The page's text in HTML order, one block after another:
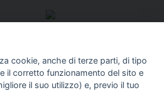
cookie, anche di terze parti, di tipo
il corretto funzionamento del sito e
il suo utilizzo) e, previo il tuo